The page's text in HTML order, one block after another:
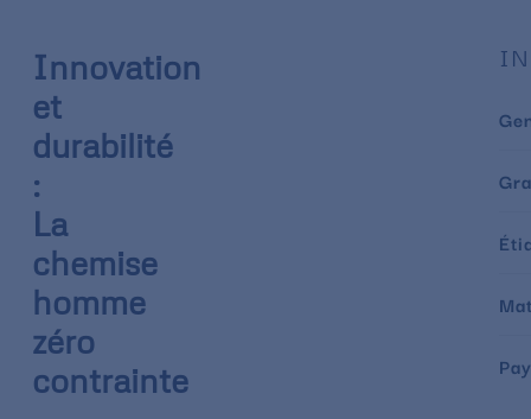
Innovation
et
durabilité
:
La
chemise
homme
zéro
contrainte